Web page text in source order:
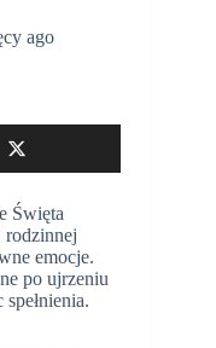
ago
Święta
rodzinnej
emocje.
po ujrzeniu